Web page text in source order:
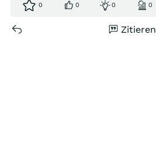
0 0 0 0
Zitieren